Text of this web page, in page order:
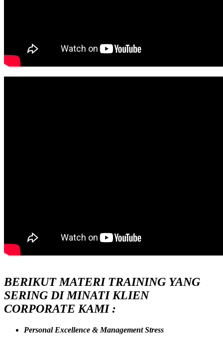
BERIKUT MATERI TRAINING YANG
SERING DI MINATI KLIEN
CORPORATE KAMI :
Personal Excellence & Management Stress